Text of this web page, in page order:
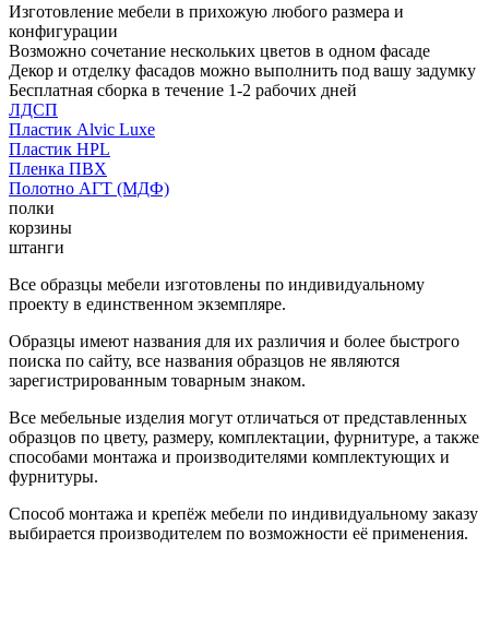
Изготовление мебели в прихожую любого размера и
конфигурации
Возможно сочетание нескольких цветов в одном фасаде
Декор и отделку фасадов можно выполнить под вашу задумку
Бесплатная сборка в течение 1-2 рабочих дней
ЛДСП
Пластик Alvic Luxe
Пластик HPL
Пленка ПВХ
Полотно АГТ (МДФ)
полки
корзины
штанги
Все образцы мебели изготовлены по индивидуальному
проекту в единственном экземпляре.
Образцы имеют названия для их различия и более быстрого
поиска по сайту, все названия образцов не являются
зарегистрированным товарным знаком.
Все мебельные изделия могут отличаться от представленных
образцов по цвету, размеру, комплектации, фурнитуре, а также
способами монтажа и производителями комплектующих и
фурнитуры.
Способ монтажа и крепёж мебели по индивидуальному заказу
выбирается производителем по возможности её применения.